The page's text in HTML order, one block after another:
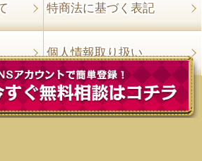
特商法に基づく表記
個人情報取り扱い
いはデスティニー All rights reserved.